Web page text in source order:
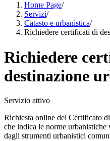
Home Page/
Servizi/
Catasto e urbanistica/
Richiedere certificati di
Richiedere
destinazione
Servizio attivo
Richiesta online del Certificato
che indica le norme
dagli strumenti urbanistici